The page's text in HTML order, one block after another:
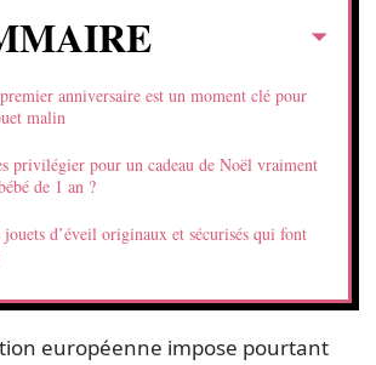
anniversaire est un moment clé pour
malin
privilégier pour un cadeau de Noël vraiment
de 1 an ?
jouets d’éveil originaux et sécurisés qui font
européenne impose pourtant